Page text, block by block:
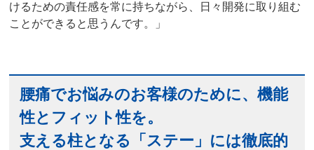
けるための責任感を常に持ちながら、日々開発に取り組む
ことができると思うんです。」
腰痛でお悩みのお客様のために、機能
性とフィット性を。
支える柱となる「ステー」には徹底的